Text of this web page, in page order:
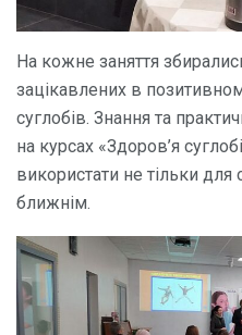
На кожне заняття
зацікавлених в
суглобів. Знання та
на курсах «Здоров’я
використати не тільки
ближнім.